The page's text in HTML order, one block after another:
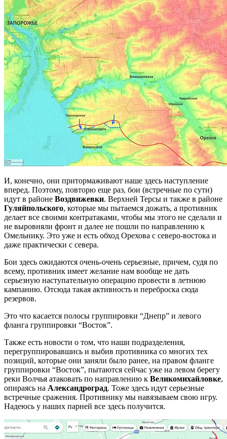
И, конечно, они притормаживают наше здесь наступление
вперед. Поэтому, повторю еще раз, бои (встречные по сути)
идут в районе Воздвижевки. Верхней Терсы и также в районе
Гуляйпольского, которые мы пытаемся дожать, а противник
делает все своими контратаками, чтобы мы этого не сделали и
не выровняли фронт и далее не пошли по направлению к
Омельнику. Это уже и есть обход Орехова с северо-востока и
даже практически с севера.
Бои здесь ожидаются очень-очень серьезные, причем, судя по
всему, противник имеет желание нам вообще не дать
серьезную наступательную операцию провести в летнюю
кампанию. Отсюда такая активность и переброска сюда
резервов.
Это что касается полосы группировки “Днепр” и левого
фланга группировки “Восток”.
Также есть новости о том, что наши подразделения,
перегруппировавшись и выбив противника со многих тех
позиций, которые они заняли было ранее, на правом фланге
группировки “Восток”, пытаются сейчас уже на левом берегу
реки Волчья атаковать по направлению к Великомихайловке,
опираясь на Александроград. Тоже здесь идут серьезные
встречные сражения. Противнику мы навязываем свою игру.
Надеюсь у наших парней все здесь получится.